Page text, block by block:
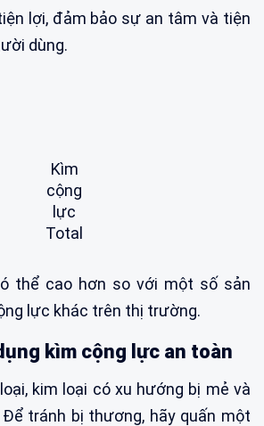
lợi, đảm bảo sự an tâm và tiện
dùng.
Kìm
cộng
lực
Total
thể cao hơn so với một số sản
lực khác trên thị trường.
kìm cộng lực an toàn
kim loại có xu hướng bị mẻ và
tránh bị thương, hãy quấn một